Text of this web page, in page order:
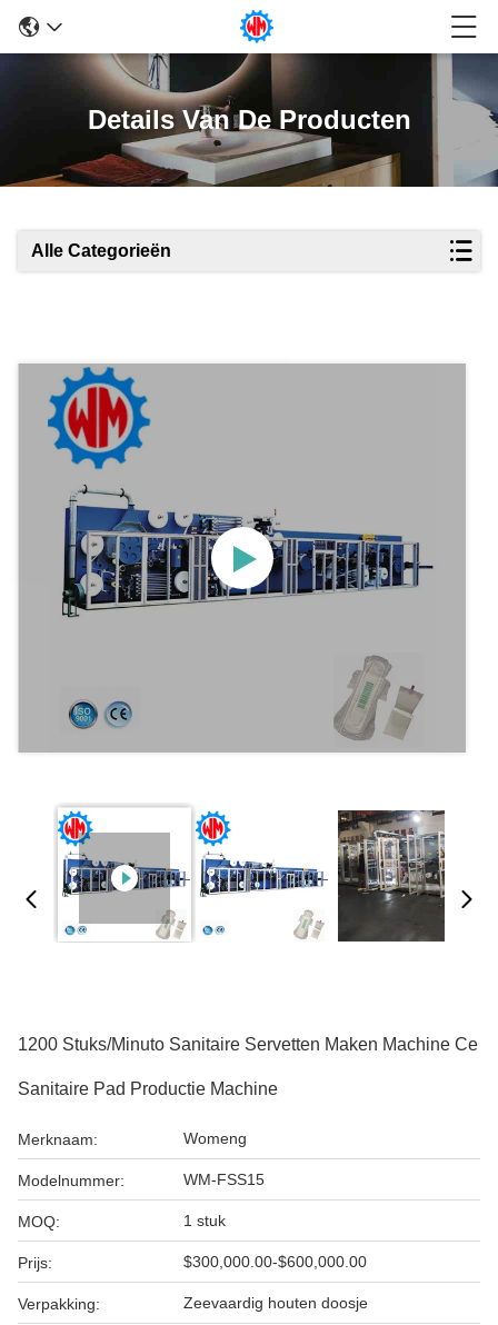
Details Van De Producten
Alle Categorieën
1200 Stuks/minuto Sanitaire Servetten Maken Machine Ce
Sanitaire Pad Productie Machine
Merknaam: Womeng
Modelnummer: WM-FSS15
MOQ: 1 stuk
Prijs: $300,000.00-$600,000.00
Verpakking: Zeevaardig houten doosje